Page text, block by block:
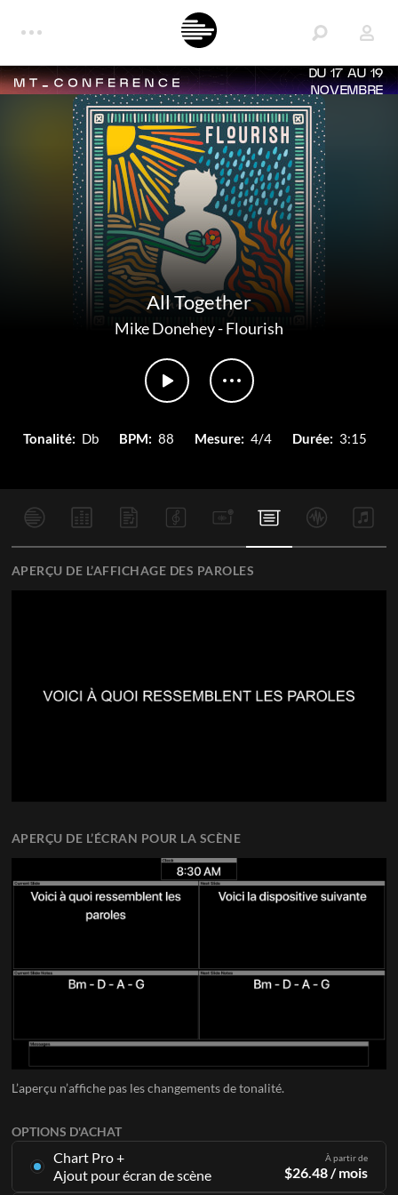
DU 17 AU 19
NOVEMBRE
All Together
Mike Donehey-Flourish
Tonalité: Db BPM: 88 Mesure: 4/4 Durée: 3:15
OPTIONS D'ACHAT
Chart Pro +
Ajout pour écran de scène
À partir de
$26.48/ mois
APERÇU DE L’AFFICHAGE DES PAROLES
APERÇU DE L’ÉCRAN POUR LA SCÈNE
L’aperçu n’affiche pas les changements de tonalité.